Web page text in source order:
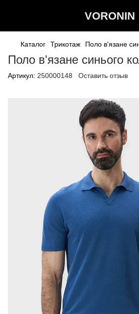
VORONIN
Каталог Трикотаж Поло в'язане
Поло в'язане синього
Артикул: 250000148 Оставить отзыв